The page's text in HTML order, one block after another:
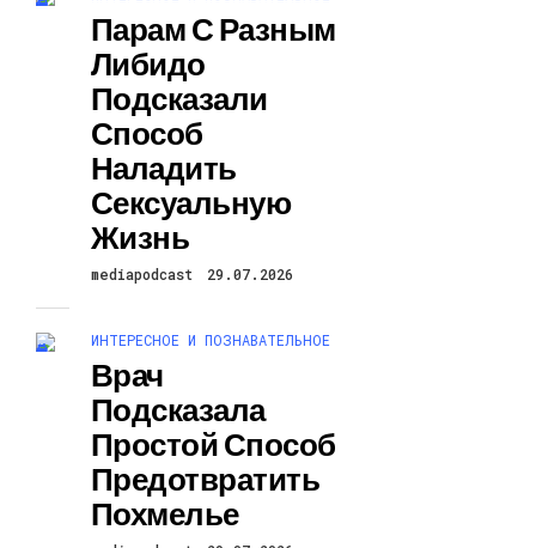
Парам С Разным
Либидо
Подсказали
Способ
Наладить
Сексуальную
Жизнь
mediapodcast 29.07.2026
ИНТЕРЕСНОЕ И ПОЗНАВАТЕЛЬНОЕ
Врач
Подсказала
Простой Способ
Предотвратить
Похмелье